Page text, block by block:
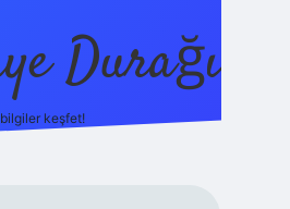
Durağı
keşfet!